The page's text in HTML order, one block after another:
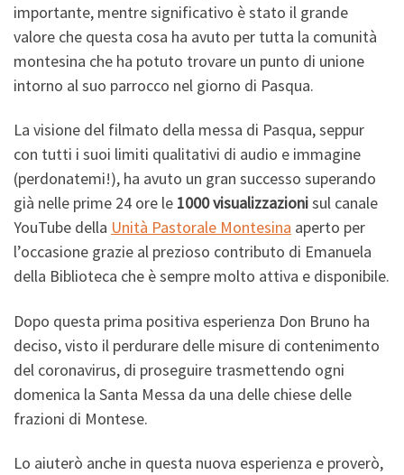
importante, mentre significativo è stato il grande
valore che questa cosa ha avuto per tutta la comunità
montesina che ha potuto trovare un punto di unione
intorno al suo parrocco nel giorno di Pasqua.
La visione del filmato della messa di Pasqua, seppur
con tutti i suoi limiti qualitativi di audio e immagine
(perdonatemi!), ha avuto un gran successo superando
già nelle prime 24 ore le 1000 visualizzazionisul canale
YouTube della Unità Pastorale Montesina aperto per
l’occasione grazie al prezioso contributo di Emanuela
della Biblioteca che è sempre molto attiva e disponibile.
Dopo questa prima positiva esperienza Don Bruno ha
deciso, visto il perdurare delle misure di contenimento
del coronavirus, di proseguire trasmettendo ogni
domenica la Santa Messa da una delle chiese delle
frazioni di Montese.
Lo aiuterò anche in questa nuova esperienza e proverò,